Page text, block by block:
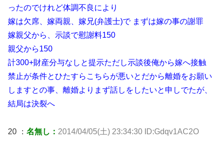
ったのでけれど体調不良により
嫁は欠席、嫁両親、嫁兄(弁護士)で まずは嫁の事の謝罪
嫁親父から、示談で慰謝料150
親父から150
計300+財産分与なしと提示ただし示談後俺から嫁へ接触
禁止が条件とひたすらこちらが悪いとだから離婚をお願い
しますとの事、離婚よりまず話しをしたいと申しでたが、
結局は決裂へ
20 ： 名無し： 2014/04/05(土) 23:34:30 ID:Gdqv1AC2O